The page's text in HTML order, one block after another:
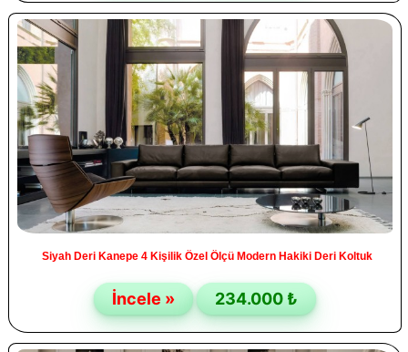
Siyah Deri Kanepe 4 Kişilik Özel Ölçü Modern Hakiki Deri Koltuk
İncele » 234.000 ₺